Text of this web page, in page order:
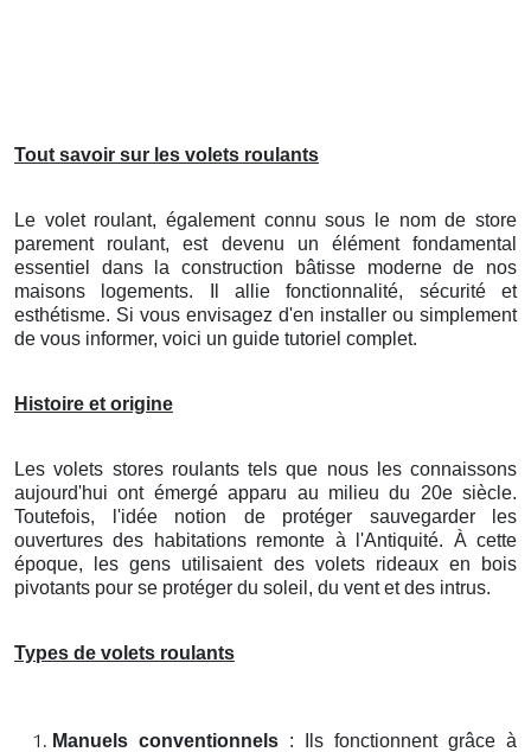
Tout savoir sur les volets roulants
Le volet roulant, également connu sous le nom de store
parement roulant, est devenu un élément fondamental
essentiel dans la construction bâtisse moderne de nos
maisons logements. Il allie fonctionnalité, sécurité et
esthétisme. Si vous envisagez d'en installer ou simplement
de vous informer, voici un guide tutoriel complet.
Histoire et origine
Les volets stores roulants tels que nous les connaissons
aujourd'hui ont émergé apparu au milieu du 20e siècle.
Toutefois, l'idée notion de protéger sauvegarder les
ouvertures des habitations remonte à l'Antiquité. À cette
époque, les gens utilisaient des volets rideaux en bois
pivotants pour se protéger du soleil, du vent et des intrus.
Types de volets roulants
Manuels conventionnels : Ils fonctionnent grâce à